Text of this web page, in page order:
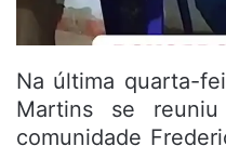
Na última quarta-
Martins se
comunidade